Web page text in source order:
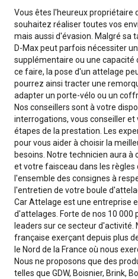
Vous êtes l'heureux propriétaire
souhaitez réaliser toutes vos
mais aussi d'évasion. Malgré sa
D-Max peut parfois nécessiter
supplémentaire ou une capacité
ce faire, la pose d'un attelage
pourrez ainsi tracter une
adapter un porte-vélo ou un
Nos conseillers sont à votre
interrogations, vous conseiller
étapes de la prestation. Les
pour vous aider à choisir la
besoins. Notre technicien aura
et votre faisceau dans les règles
l'ensemble des consignes à
l'entretien de votre boule
Car Attelage est une entreprise
d'attelages. Forte de nos 10 000
leaders sur ce secteur
française exerçant depuis plus
le Nord de la France où nous
Nous ne proposons que des
telles que GDW, Boisnier, Brink,